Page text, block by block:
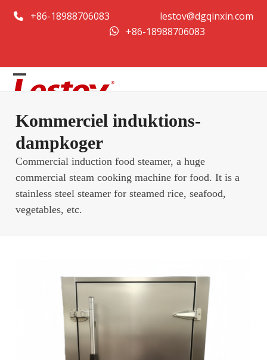
+86-18988706083
lestov@dgqinxin.com
+86-18988706083
Open
menu
Close
menu
Kommerciel induktions-
dampkoger
Commercial induction food steamer, a huge
commercial steam cooking machine for food. It is a
stainless steel steamer for steamed rice, seafood,
vegetables, etc.